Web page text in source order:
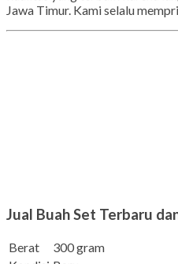
KamiSentral Marmerdari
kualitas yang terbaik karena
Jawa Timur. Kami selalu
Jual Buah Set Terbaru